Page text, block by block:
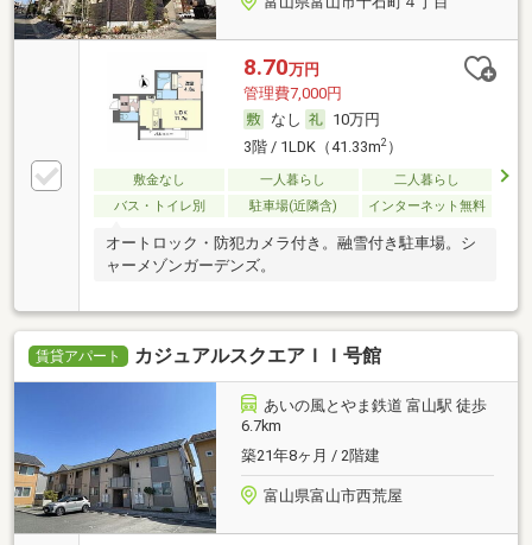
8.70万円
管理費7,000円
なし
10万円
3階 / 1LDK（41.33m2）
敷金なし 一人暮らし
二人暮らし
バス・トイレ別
駐車場(近隣含) インターネット無料
オートロック・防犯カメラ付き。融雪付き駐車場。シ
ャーメゾンガーデンズ。
賃貸アパート カジュアルスクエアＩＩ号館
あいの風とやま鉄道 富山駅 徒歩
6.7km
築21年8ヶ月 / 2階建
富山県富山市西荒屋